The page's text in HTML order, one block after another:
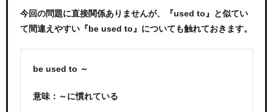
今回の問題に直接関係ありませんが、『used to』と似てい
て間違えやすい『be used to』についても触れておきます。
be used to ～
意味：～に慣れている